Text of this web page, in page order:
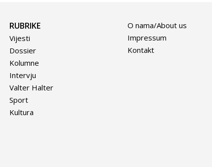
RUBRIKE
Vijesti
Dossier
Kolumne
Intervju
Valter Halter
Sport
Kultura
O nama/About us
Impressum
Kontakt